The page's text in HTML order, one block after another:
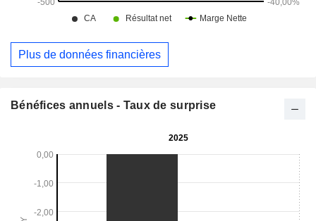
Plus de données financières
Bénéfices annuels - Taux de surprise